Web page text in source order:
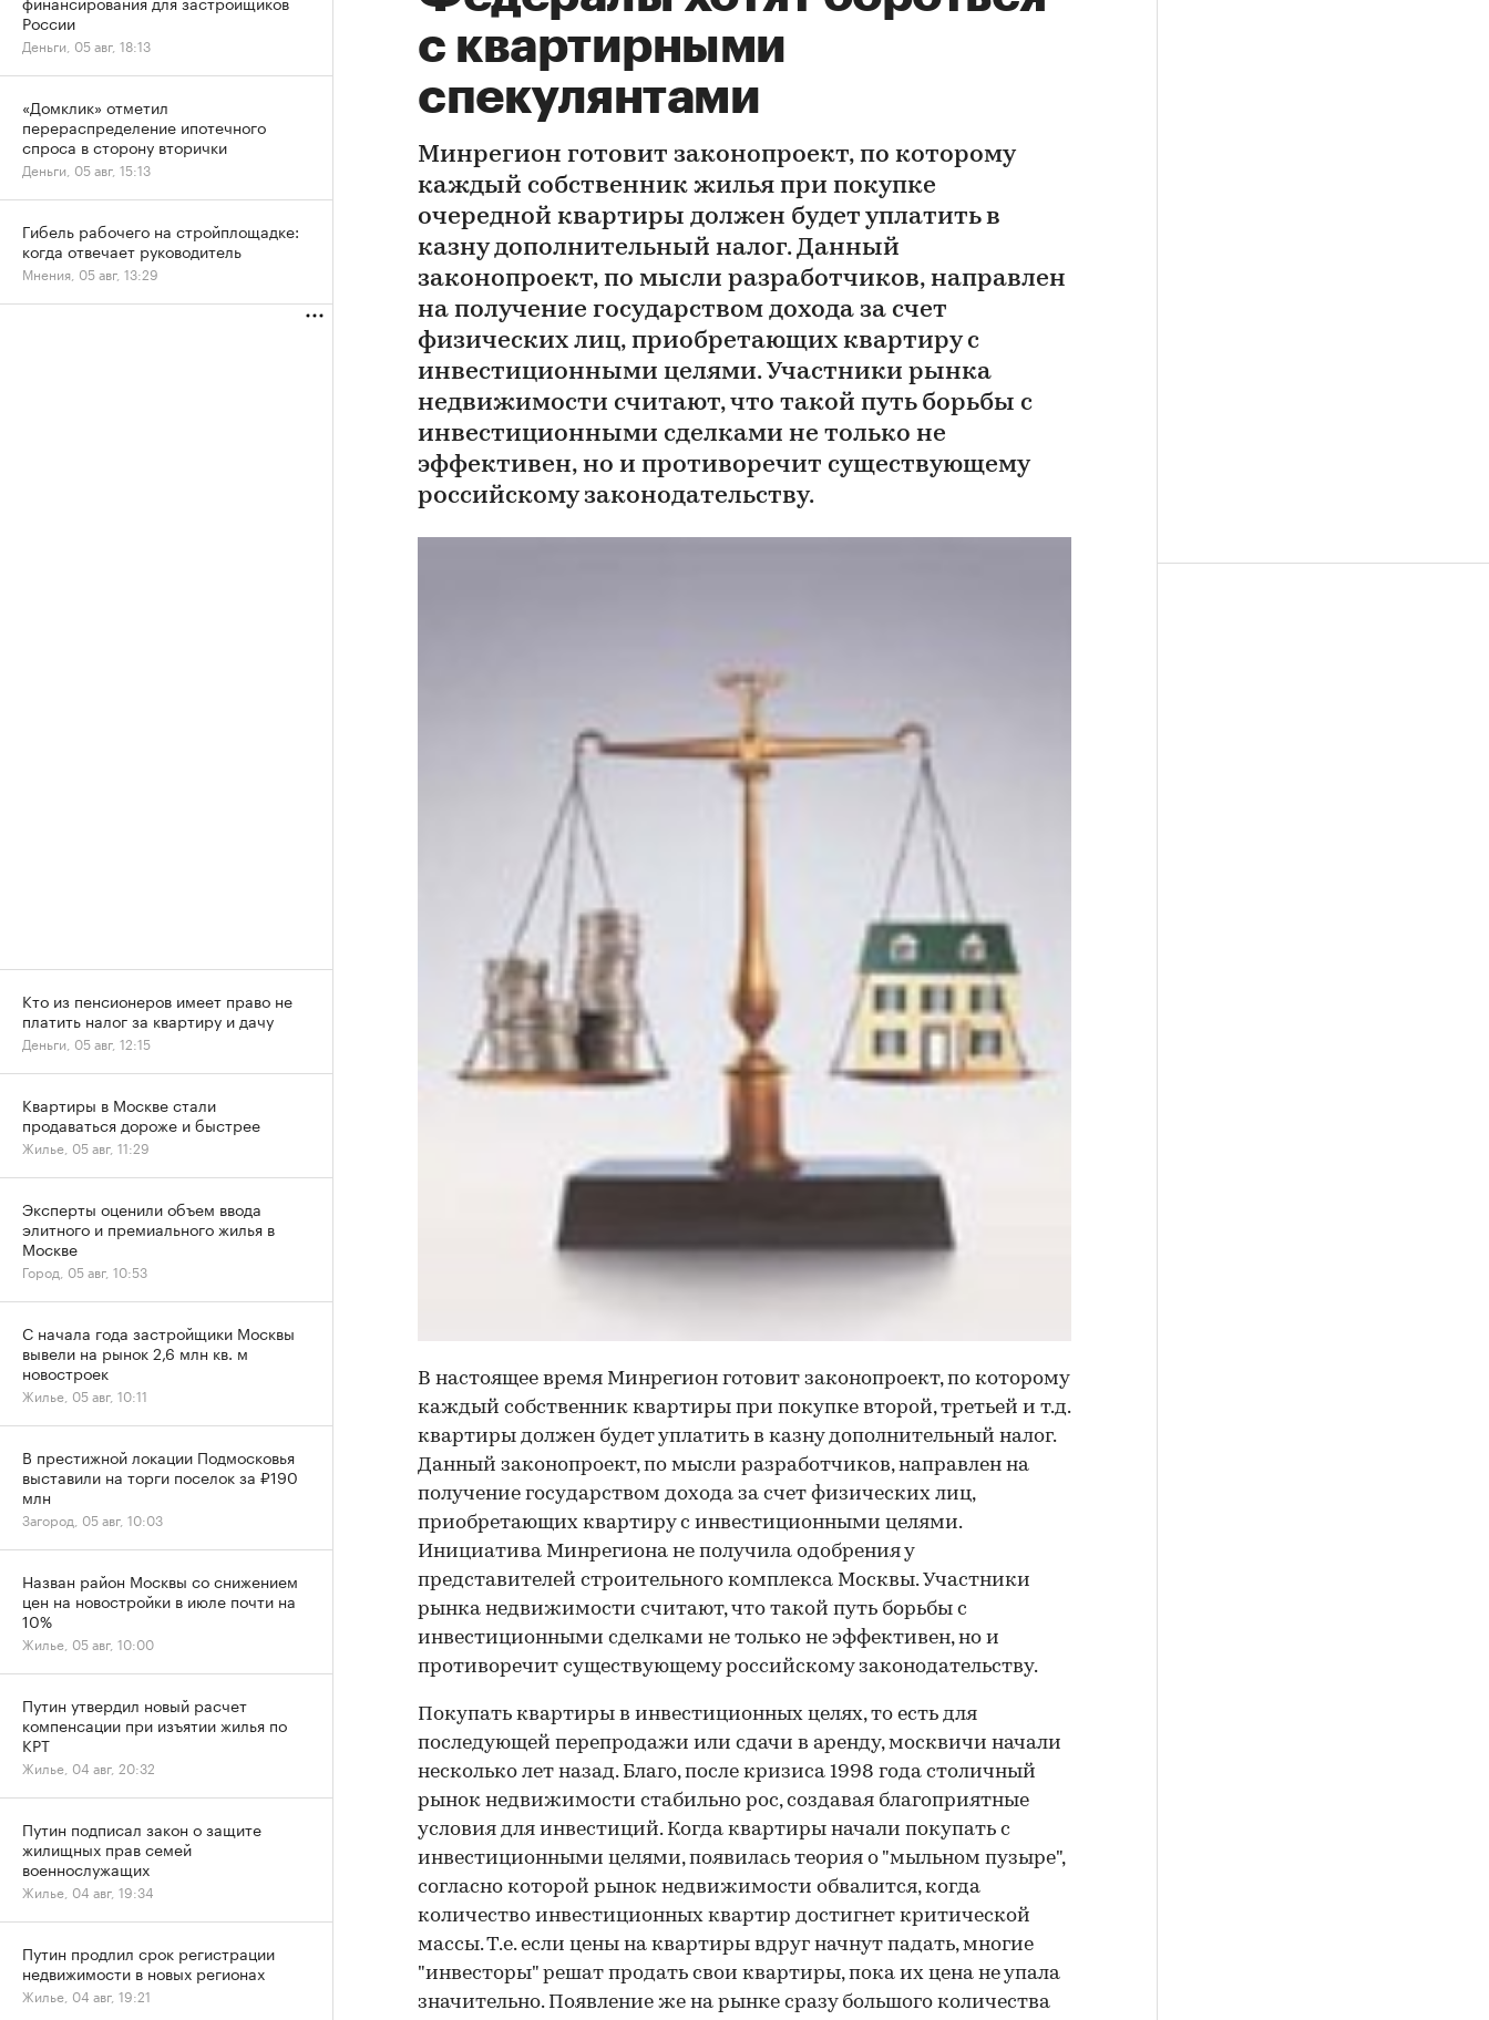
с квартирными
спекулянтами
Минрегион готовит законопроект, по которому
каждый собственник жилья при покупке
очередной квартиры должен будет уплатить в
казну дополнительный налог. Данный
законопроект, по мысли разработчиков, направлен
на получение государством дохода за счет
физических лиц, приобретающих квартиру с
инвестиционными целями. Участники рынка
недвижимости считают, что такой путь борьбы с
инвестиционными сделками не только не
эффективен, но и противоречит существующему
российскому законодательству.
В настоящее время Минрегион готовит законопроект, по которому
каждый собственник квартиры при покупке второй, третьей и т.д.
квартиры должен будет уплатить в казну дополнительный налог.
Данный законопроект, по мысли разработчиков, направлен на
получение государством дохода за счет физических лиц,
приобретающих квартиру с инвестиционными целями.
Инициатива Минрегиона не получила одобрения у
представителей строительного комплекса Москвы. Участники
рынка недвижимости считают, что такой путь борьбы с
инвестиционными сделками не только не эффективен, но и
противоречит существующему российскому законодательству.
Покупать квартиры в инвестиционных целях, то есть для
последующей перепродажи или сдачи в аренду, москвичи начали
несколько лет назад. Благо, после кризиса 1998 года столичный
рынок недвижимости стабильно рос, создавая благоприятные
условия для инвестиций. Когда квартиры начали покупать с
инвестиционными целями, появилась теория о "мыльном пузыре",
согласно которой рынок недвижимости обвалится, когда
количество инвестиционных квартир достигнет критической
массы. Т.е. если цены на квартиры вдруг начнут падать, многие
"инвесторы" решат продать свои квартиры, пока их цена не упала
значительно. Появление же на рынке сразу большого количества
России
Деньги, 05 авг, 18:13
«Домклик» отметил
перераспределение ипотечного
спроса в сторону вторички
Деньги, 05 авг, 15:13
Гибель рабочего на стройплощадке:
когда отвечает руководитель
Мнения, 05 авг, 13:29
Кто из пенсионеров имеет право не
платить налог за квартиру и дачу
Деньги, 05 авг, 12:15
Квартиры в Москве стали
продаваться дороже и быстрее
Жилье, 05 авг, 11:29
Эксперты оценили объем ввода
элитного и премиального жилья в
Москве
Город, 05 авг, 10:53
С начала года застройщики Москвы
вывели на рынок 2,6 млн кв. м
новостроек
Жилье, 05 авг, 10:11
В престижной локации Подмосковья
выставили на торги поселок за ₽190
млн
Загород, 05 авг, 10:03
Назван район Москвы со снижением
цен на новостройки в июле почти на
10%
Жилье, 05 авг, 10:00
Путин утвердил новый расчет
компенсации при изъятии жилья по
КРТ
Жилье, 04 авг, 20:32
Путин подписал закон о защите
жилищных прав семей
военнослужащих
Жилье, 04 авг, 19:34
Путин продлил срок регистрации
недвижимости в новых регионах
Жилье, 04 авг, 19:21